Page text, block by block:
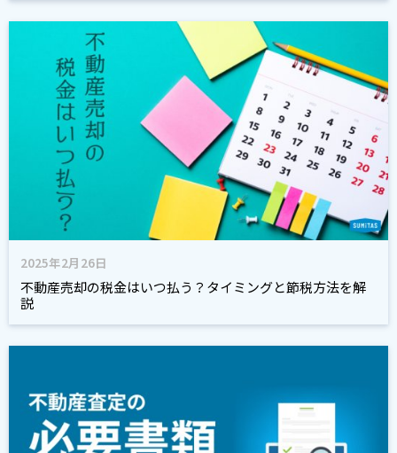
2025年2月26日
不動産売却の税金はいつ払う？タイミングと節税方法を解
説